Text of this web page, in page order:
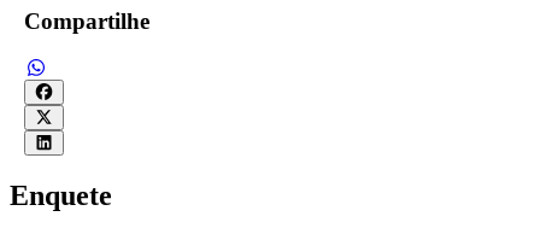
Compartilhe
Enquete